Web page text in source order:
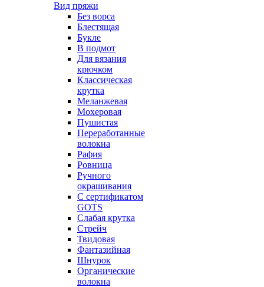
Вид пряжи
Без ворса
Блестящая
Букле
В подмот
Для вязания
крючком
Классическая
крутка
Меланжевая
Мохеровая
Пушистая
Переработанные
волокна
Рафия
Ровница
Ручного
окрашивания
С сертификатом
GOTS
Слабая крутка
Стрейч
Твидовая
Фантазийная
Шнурок
Органические
волокна